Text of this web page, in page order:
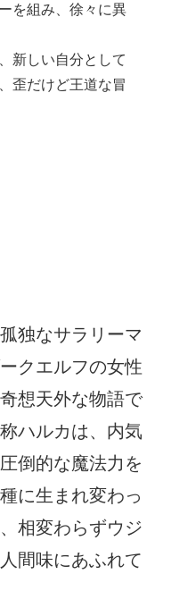
を組み、徐々に異
新しい自分として
歪だけど王道な冒
独なサラリーマ
クエルフの女性
想天外な物語で
ハルカは、内気
倒的な魔法力を
に生まれ変わっ
相変わらずウジ
間味にあふれて